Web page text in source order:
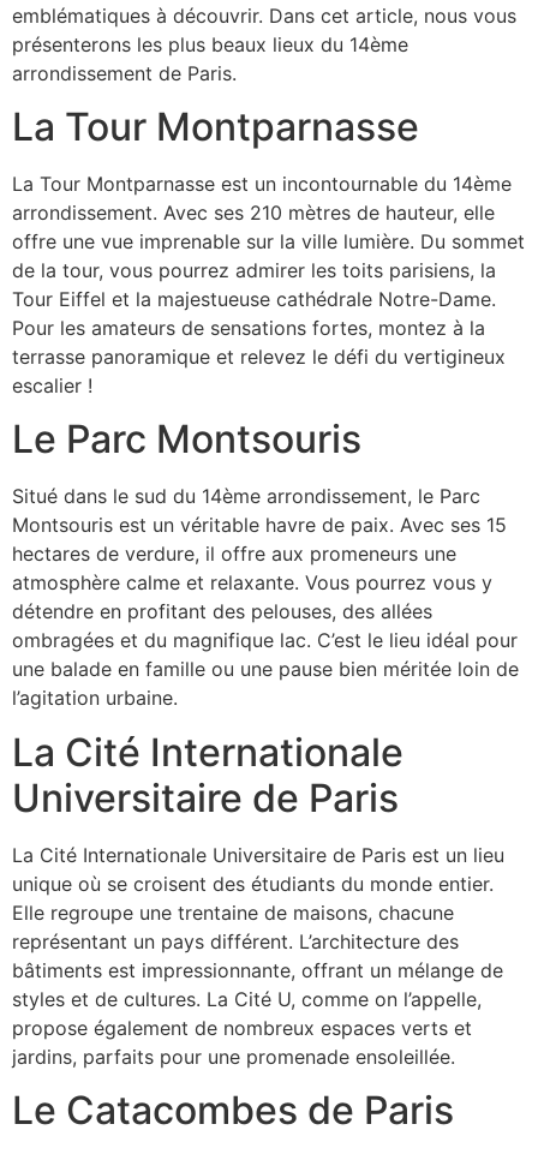
emblématiques à découvrir. Dans cet article, nous vous
présenterons les plus beaux lieux du 14ème
arrondissement de Paris.
La Tour Montparnasse
La Tour Montparnasse est un incontournable du 14ème
arrondissement. Avec ses 210 mètres de hauteur, elle
offre une vue imprenable sur la ville lumière. Du sommet
de la tour, vous pourrez admirer les toits parisiens, la
Tour Eiffel et la majestueuse cathédrale Notre-Dame.
Pour les amateurs de sensations fortes, montez à la
terrasse panoramique et relevez le défi du vertigineux
escalier !
Le Parc Montsouris
Situé dans le sud du 14ème arrondissement, le Parc
Montsouris est un véritable havre de paix. Avec ses 15
hectares de verdure, il offre aux promeneurs une
atmosphère calme et relaxante. Vous pourrez vous y
détendre en profitant des pelouses, des allées
ombragées et du magnifique lac. C’est le lieu idéal pour
une balade en famille ou une pause bien méritée loin de
l’agitation urbaine.
La Cité Internationale
Universitaire de Paris
La Cité Internationale Universitaire de Paris est un lieu
unique où se croisent des étudiants du monde entier.
Elle regroupe une trentaine de maisons, chacune
représentant un pays différent. L’architecture des
bâtiments est impressionnante, offrant un mélange de
styles et de cultures. La Cité U, comme on l’appelle,
propose également de nombreux espaces verts et
jardins, parfaits pour une promenade ensoleillée.
Le Catacombes de Paris